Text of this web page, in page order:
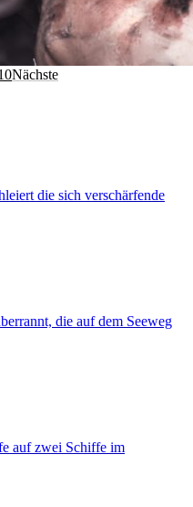
Nächste
die sich verschärfende
die auf dem Seeweg
auf zwei Schiffe im